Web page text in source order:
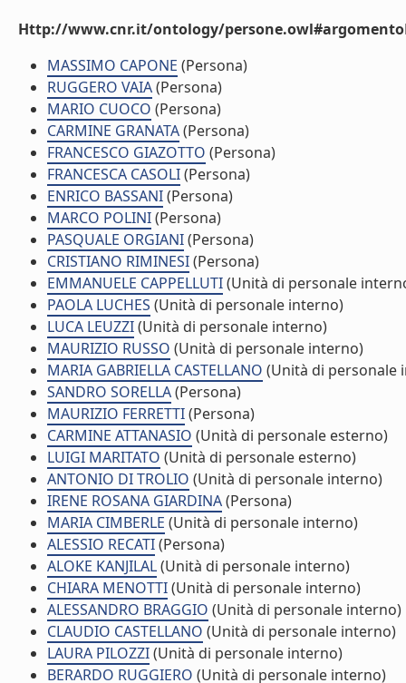
Http://www.cnr.it/ontology/
MASSIMO CAPONE (Persona)
RUGGERO VAIA(Persona)
MARIO CUOCO (Persona)
CARMINE GRANATA(Persona)
FRANCESCO GIAZOTTO (Persona)
FRANCESCA CASOLI(Persona)
ENRICO BASSANI(Persona)
MARCO POLINI(Persona)
PASQUALE ORGIANI(Persona)
CRISTIANO RIMINESI(Persona)
EMMANUELE CAPPELLUTI(Unità di personale
PAOLA LUCHES (Unità di personale interno)
LUCA LEUZZI(Unità di personale interno)
MAURIZIO RUSSO (Unità di personale interno)
MARIA GABRIELLA CASTELLANO (Unità di personale
SANDRO SORELLA(Persona)
MAURIZIO FERRETTI(Persona)
CARMINE ATTANASIO (Unità di personale esterno)
LUIGI MARITATO (Unità di personale esterno)
ANTONIO DI TROLIO (Unità di personale interno)
IRENE ROSANA GIARDINA(Persona)
MARIA CIMBERLE (Unità di personale interno)
ALESSIO RECATI(Persona)
ALOKE KANJILAL(Unità di personale interno)
CHIARA MENOTTI(Unità di personale interno)
ALESSANDRO BRAGGIO (Unità di personale interno)
CLAUDIO CASTELLANO (Unità di personale interno)
LAURA PILOZZI(Unità di personale interno)
BERARDO RUGGIERO (Unità di personale interno)